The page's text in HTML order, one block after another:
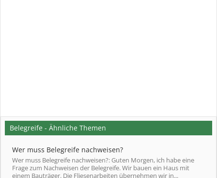
Belegreife - Ähnliche Themen
Wer muss Belegreife nachweisen?
Wer muss Belegreife nachweisen?: Guten Morgen, ich habe eine
Frage zum Nachweisen der Belegreife. Wir bauen ein Haus mit
einem Bauträger. Die Fliesenarbeiten übernehmen wir in...